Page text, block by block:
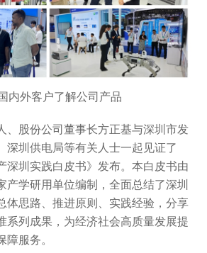
内外客户了解公司产品
、股份公司董事长方正基与深圳市发
深圳供电局等有关人士一起见证了
深圳实践白皮书》发布。本白皮书由
产学研用单位编制，全面总结了深圳
体思路、推进原则、实践经验，分享
系列成果，为经济社会高质量发展提
障服务。